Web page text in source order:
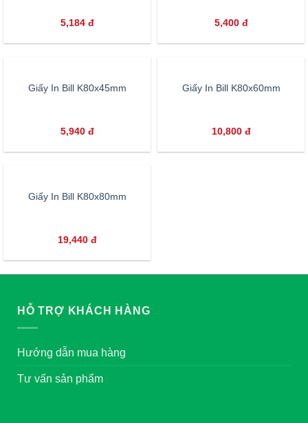
5,184 đ 5,400 đ
Giấy In Bill K80x45mm
5,940 đ
Giấy In Bill K80x60mm
10,800 đ
Giấy In Bill K80x80mm
19,440 đ
HỖ TRỢ KHÁCH HÀNG
Hướng dẫn mua hàng
Tư vấn sản phẩm